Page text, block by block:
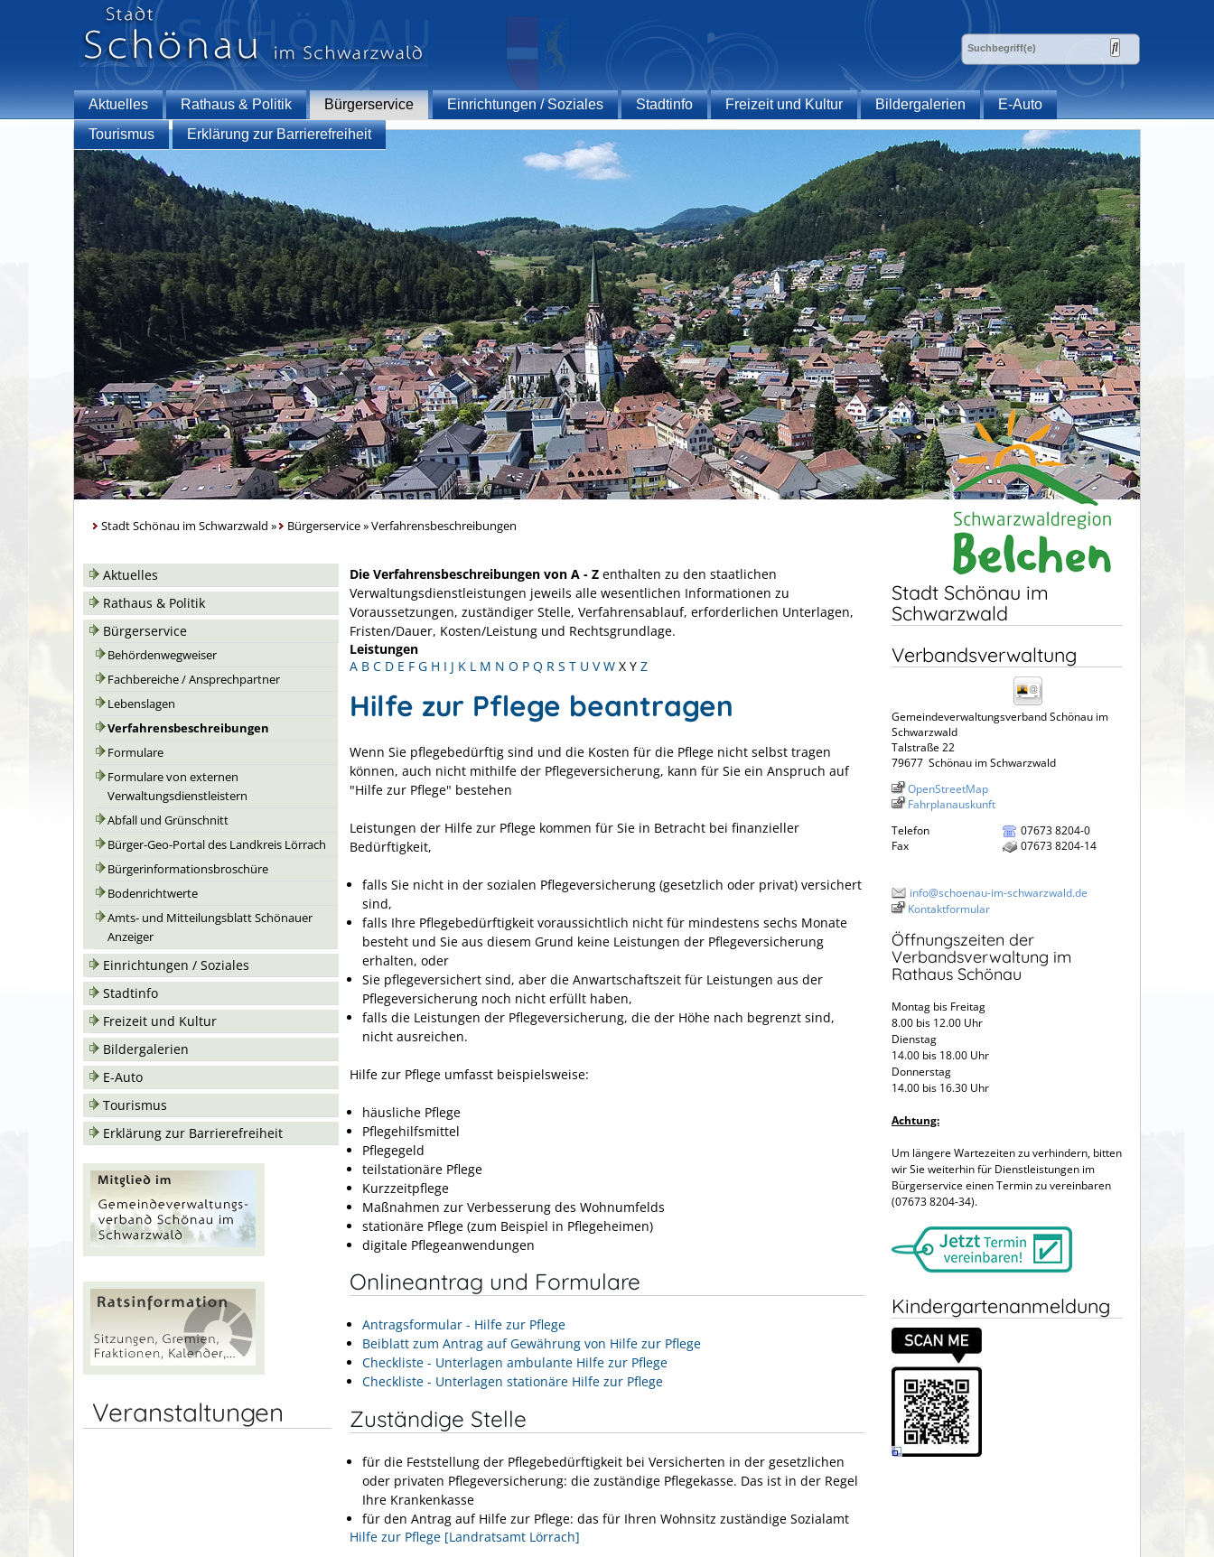
Aktuelles Rathaus & Politik Bürgerservice Einrichtungen / Soziales Stadtinfo Freizeit und Kultur Bildergalerien
E-Auto
Tourismus
Erklärung zur Barrierefreiheit
Stadt Schönau im Schwarzwald » Bürgerservice»Verfahrensbeschreibungen
Aktuelles
Rathaus & Politik
Bürgerservice
Behördenwegweiser
Fachbereiche / Ansprechpartner
Lebenslagen
Verfahrensbeschreibungen
Formulare
Formulare von externen
Verwaltungsdienstleistern
Abfall und Grünschnitt
Bürger-Geo-Portal des Landkreis Lörrach
Bürgerinformationsbroschüre
Bodenrichtwerte
Amts- und Mitteilungsblatt Schönauer
Anzeiger
Einrichtungen / Soziales
Stadtinfo
Freizeit und Kultur
Bildergalerien
E-Auto
Tourismus
Erklärung zur Barrierefreiheit
Veranstaltungen
Die Verfahrensbeschreibungen von A - Z enthalten zu den staatlichen
Verwaltungsdienstleistungen jeweils alle wesentlichen Informationen zu
Voraussetzungen, zuständiger Stelle, Verfahrensablauf, erforderlichen Unterlagen,
Fristen/Dauer, Kosten/Leistung und Rechtsgrundlage.
Leistungen
A B C D E F G H I J K L M N O P Q R S T U V W X Y Z
Hilfe zur Pflege beantragen
Wenn Sie pflegebedürftig sind und die Kosten für die Pflege nicht selbst tragen
können, auch nicht mithilfe der Pflegeversicherung, kann für Sie ein Anspruch auf
"Hilfe zur Pflege" bestehen
Leistungen der Hilfe zur Pflege kommen für Sie in Betracht bei finanzieller
Bedürftigkeit,
falls Sie nicht in der sozialen Pflegeversicherung (gesetzlich oder privat) versichert
sind,
falls Ihre Pflegebedürftigkeit voraussichtlich nicht für mindestens sechs Monate
besteht und Sie aus diesem Grund keine Leistungen der Pflegeversicherung
erhalten, oder
Sie pflegeversichert sind, aber die Anwartschaftszeit für Leistungen aus der
Pflegeversicherung noch nicht erfüllt haben,
falls die Leistungen der Pflegeversicherung, die der Höhe nach begrenzt sind,
nicht ausreichen.
Hilfe zur Pflege umfasst beispielsweise:
häusliche Pflege
Pflegehilfsmittel
Pflegegeld
teilstationäre Pflege
Kurzzeitpflege
Maßnahmen zur Verbesserung des Wohnumfelds
stationäre Pflege (zum Beispiel in Pflegeheimen)
digitale Pflegeanwendungen
Onlineantrag und Formulare
Antragsformular - Hilfe zur Pflege
Beiblatt zum Antrag auf Gewährung von Hilfe zur Pflege
Checkliste - Unterlagen ambulante Hilfe zur Pflege
Checkliste - Unterlagen stationäre Hilfe zur Pflege
Zuständige Stelle
für die Feststellung der Pflegebedürftigkeit bei Versicherten in der gesetzlichen
oder privaten Pflegeversicherung: die zuständige Pflegekasse. Das ist in der Regel
Ihre Krankenkasse
für den Antrag auf Hilfe zur Pflege: das für Ihren Wohnsitz zuständige Sozialamt
Hilfe zur Pflege [Landratsamt Lörrach]
Stadt Schönau im
Schwarzwald
Verbandsverwaltung
Gemeindeverwaltungsverband Schönau im
Schwarzwald
Talstraße 22
79677 Schönau im Schwarzwald
OpenStreetMap
Fahrplanauskunft
Telefon
07673 8204-0
Fax
07673 8204-14
info@schoenau-im-schwarzwald.de
Kontaktformular
Öffnungszeiten der
Verbandsverwaltung im
Rathaus Schönau
Montag bis Freitag
8.00 bis 12.00 Uhr
Dienstag
14.00 bis 18.00 Uhr
Donnerstag
14.00 bis 16.30 Uhr
Achtung:
Um längere Wartezeiten zu verhindern, bitten
wir Sie weiterhin für Dienstleistungen im
Bürgerservice einen Termin zu vereinbaren
(07673 8204-34).
Kindergartenanmeldung